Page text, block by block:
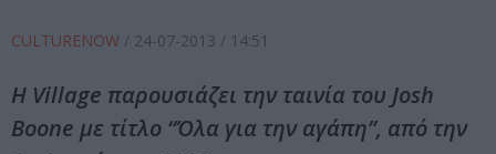
CULTURENOW / 24-07-2013 / 14:51
Η Village παρουσιάζει την ταινία του Josh
Boone με τίτλο “Όλα για την αγάπη”, από την